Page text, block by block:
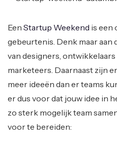
Een Startup Weekend is een
gebeurtenis. Denk maar
van designers,
marketeers. Daarnaast zijn er
meer ideeën dan er teams
er dus voor dat jouw idee in
zo sterk mogelijk team
voor te bereiden: